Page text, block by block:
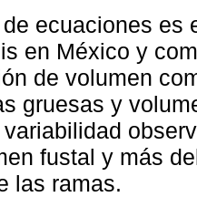
ecuaciones es
en México y
de volumen
gruesas y
fustal y más
las ramas.